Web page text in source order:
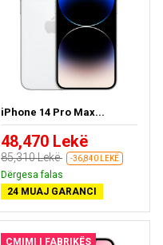
iPhone 14 Pro Max...
48,470 Lekë
85,310 Lekë -36,840 LEKË
Dërgesa falas
24 MUAJ GARANCI
ÇMIMI I FABRIKËS